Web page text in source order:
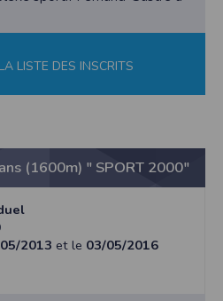
LISTE DES INSCRITS
(1600m) " SPORT 2000"
2013 et le 03/05/2016